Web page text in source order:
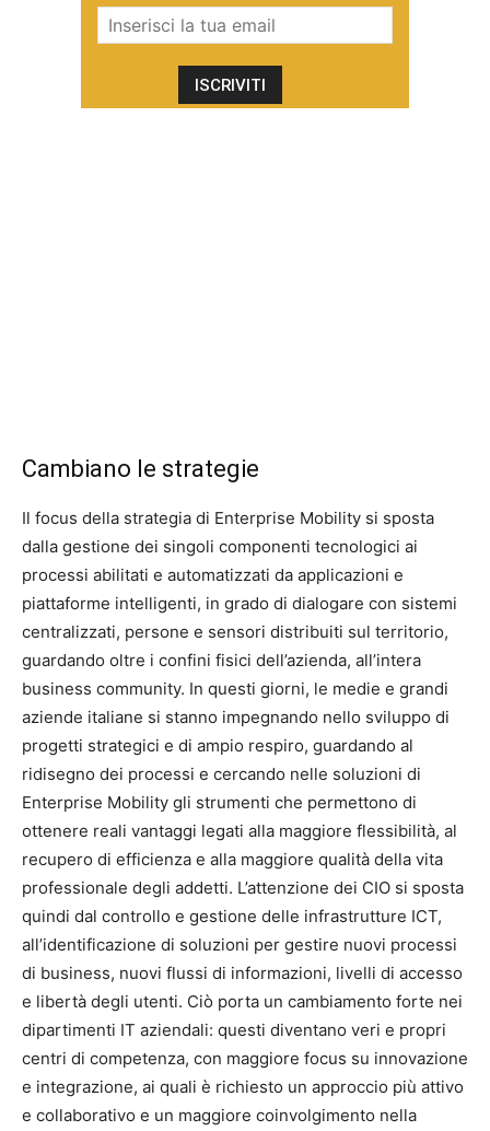
Cambiano le strategie
Il focus della strategia di Enterprise Mobility si sposta
dalla gestione dei singoli componenti tecnologici ai
processi abilitati e automatizzati da applicazioni e
piattaforme intelligenti, in grado di dialogare con sistemi
centralizzati, persone e sensori distribuiti sul territorio,
guardando oltre i confini fisici dell’azienda, all’intera
business community. In questi giorni, le medie e grandi
aziende italiane si stanno impegnando nello sviluppo di
progetti strategici e di ampio respiro, guardando al
ridisegno dei processi e cercando nelle soluzioni di
Enterprise Mobility gli strumenti che permettono di
ottenere reali vantaggi legati alla maggiore flessibilità, al
recupero di efficienza e alla maggiore qualità della vita
professionale degli addetti. L’attenzione dei CIO si sposta
quindi dal controllo e gestione delle infrastrutture ICT,
all’identificazione di soluzioni per gestire nuovi processi
di business, nuovi flussi di informazioni, livelli di accesso
e libertà degli utenti. Ciò porta un cambiamento forte nei
dipartimenti IT aziendali: questi diventano veri e propri
centri di competenza, con maggiore focus su innovazione
e integrazione, ai quali è richiesto un approccio più attivo
e collaborativo e un maggiore coinvolgimento nella